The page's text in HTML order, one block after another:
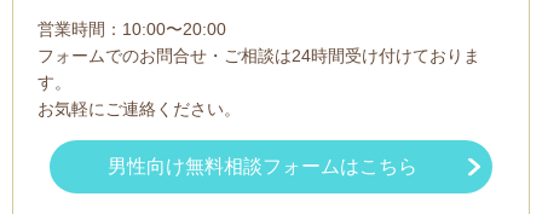
営業時間：10:00〜20:00
フォームでのお問合せ・ご相談は24時間受け付けておりま
す。
お気軽にご連絡ください。
男性向け無料相談フォームはこちら